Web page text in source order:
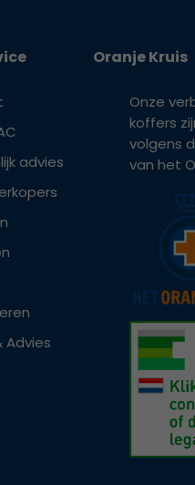
advies
Advies
Oranje Kruis
Onze
koffers
volgens
van het